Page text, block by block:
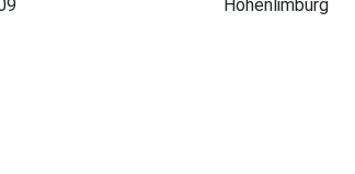
Hohenlimburg